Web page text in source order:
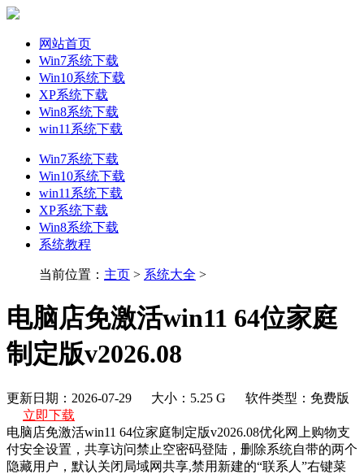
网站首页
Win7系统下载
Win10系统下载
XP系统下载
Win8系统下载
win11系统下载
Win7系统下载
Win10系统下载
win11系统下载
XP系统下载
Win8系统下载
系统教程
当前位置： 主页 > 系统大全 >
电脑店免激活win11 64位家庭
制定版v2026.08
更新日期：2026-07-29 大小：5.25 G
软件类型：免费版
立即下载
电脑店免激活win11 64位家庭制定版v2026.08优化网上购物支
付安全设置，共享访问禁止空密码登陆，删除系统自带的两个
隐藏用户，默认关闭局域网共享,禁用新建的“联系人”右键菜